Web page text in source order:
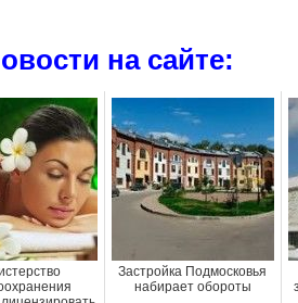
на сайте:
Застройка Подмосковья
набирает обороты